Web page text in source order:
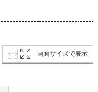
画面サイズで表示